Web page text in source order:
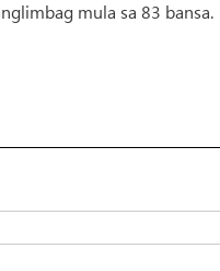
mula sa 83 bansa.